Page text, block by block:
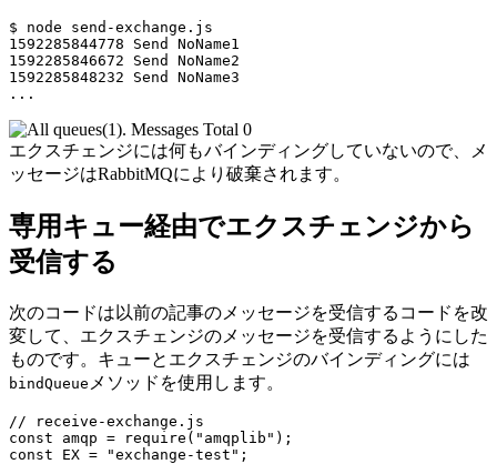
$ node send-exchange.js
1592285844778 Send NoName1
1592285846672 Send NoName2
1592285848232 Send NoName3
...
エクスチェンジには何もバインディングしていないので、メ
ッセージはRabbitMQにより破棄されます。
専用キュー経由でエクスチェンジから
受信する
次のコードは以前の記事のメッセージを受信するコードを改
変して、エクスチェンジのメッセージを受信するようにした
ものです。キューとエクスチェンジのバインディングには
bindQueue メソッドを使用します。
// receive-exchange.js
const amqp = require ( "amqplib" ) ;
const
EX = "exchange-test" ;